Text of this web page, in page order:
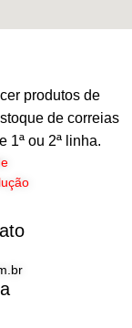
produtos de
de correias
1ª ou 2ª linha.